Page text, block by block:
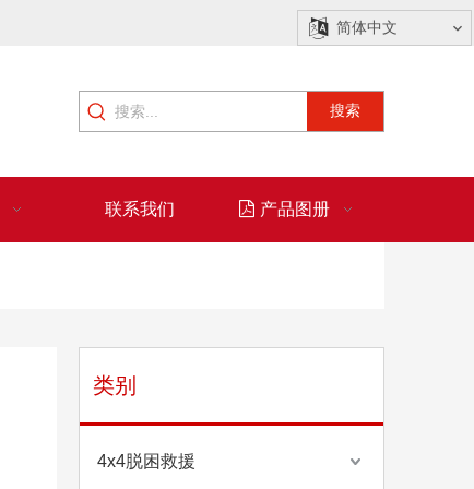
简体中文
搜索
联系我们 产品图册
类别
4x4脱困救援